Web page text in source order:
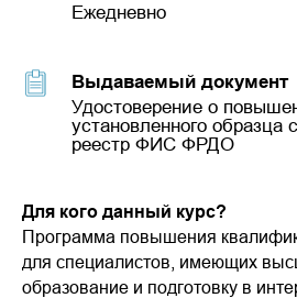
Ежедневно
Выдаваемый документ
Удостоверение о
установленного образца
реестр ФИС ФРДО
Для кого данный курс?
Программа повышения
для специалистов, имеющих
образование и подготовку в